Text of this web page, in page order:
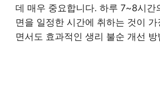
데 매우 중요합니다. 하루 7~8시간
면을 일정한 시간에 취하는 것이 가
면서도 효과적인 생리 불순 개선 방